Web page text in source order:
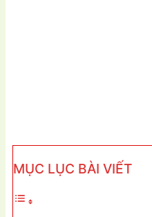
MỤC LỤC BÀI VIẾT